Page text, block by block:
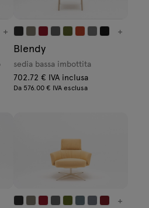
+ +
Blendy
sedia bassa imbottita
702.72 € IVA inclusa
Da 576.00 € IVA esclusa
+